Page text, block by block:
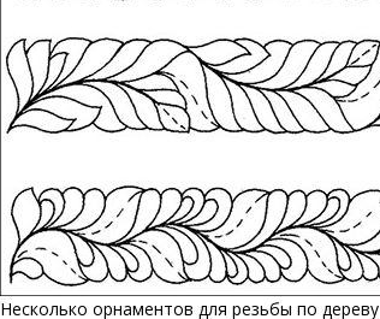
Несколько орнаментов для резьбы по дереву